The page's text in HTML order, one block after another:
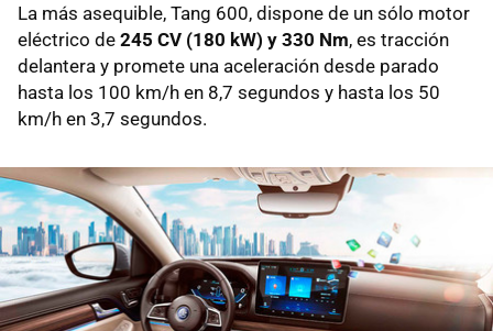
La más asequible, Tang 600, dispone de un sólo motor
eléctrico de 245 CV (180 kW) y 330 Nm, es tracción
delantera y promete una aceleración desde parado
hasta los 100 km/h en 8,7 segundos y hasta los 50
km/h en 3,7 segundos.